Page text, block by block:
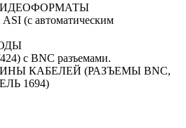
(с автоматическим
с BNC разъемами.
КАБЕЛЕЙ (РАЗЪЕМЫ BNC,
1694)